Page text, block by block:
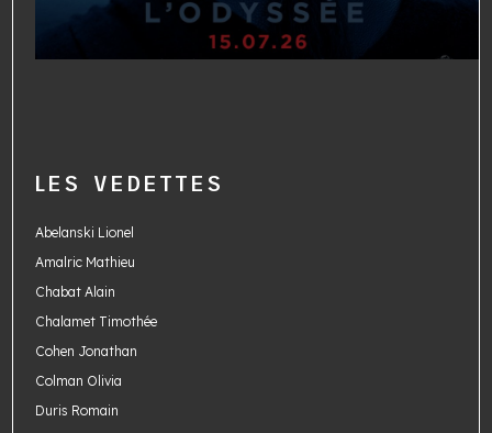
LES VEDETTES
Abelanski Lionel
Amalric Mathieu
Chabat Alain
Chalamet Timothée
Cohen Jonathan
Colman Olivia
Duris Romain